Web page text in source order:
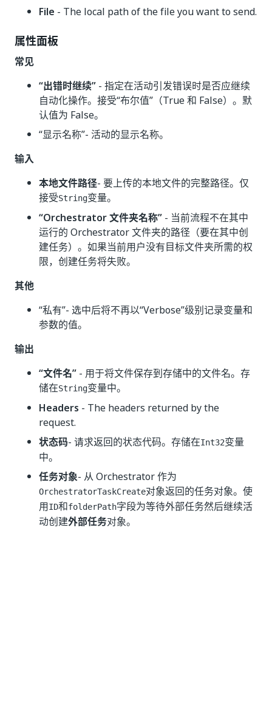
File - The local path of the file you want to send.
属性面板
常见
“出错时继续” - 指定在活动引发错误时是否应继续
自动化操作。接受“布尔值”（True 和 False）。默
认值为 False。
“显示名称”- 活动的显示名称。
输入
本地文件路径- 要上传的本地文件的完整路径。仅
接受String变量。
“Orchestrator 文件夹名称” - 当前流程不在其中
运行的 Orchestrator 文件夹的路径（要在其中创
建任务）。如果当前用户没有目标文件夹所需的权
限，创建任务将失败。
其他
“私有”- 选中后将不再以“Verbose”级别记录变量和
参数的值。
输出
“文件名” - 用于将文件保存到存储中的文件名。存
储在String变量中。
Headers - The headers returned by the
request.
状态码- 请求返回的状态代码。存储在Int32变量
中。
任务对象- 从 Orchestrator 作为
OrchestratorTaskCreate对象返回的任务对象。使
用ID和folderPath字段为等待外部任务然后继续活
动创建外部任务对象。